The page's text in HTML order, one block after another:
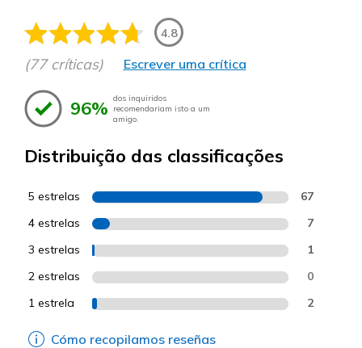
4.8
(77 críticas) Escrever uma crítica
96% dos inquiridos
recomendariam isto a um
amigo.
Distribuição das classificações
5 estrelas 67
4 estrelas 7
3 estrelas 1
2 estrelas 0
1 estrela 2
Cómo recopilamos reseñas